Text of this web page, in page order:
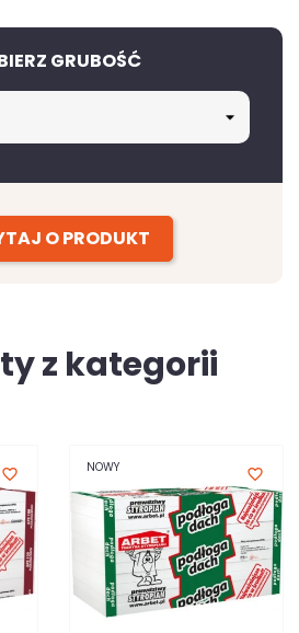
GRUBOŚĆ
O PRODUKT
z kategorii
favorite_border NOWY favorite_border